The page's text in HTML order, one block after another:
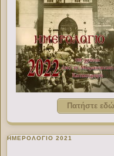
Πατήστε
ΗΜΕΡΟΛΟΓΙΟ 2021